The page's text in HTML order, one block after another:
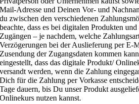
Mail-Adresse und Deinen Vor- und
du zwischen den verschiedenen
beachte, dass es bei digitalen Produkten
Zugängen – je nachdem, welche
Verzögerungen bei der Auslieferung per E-
Zusendung der Zugangsdaten kommen
eingestellt, dass das digitale Produkt/
versandt werden, wenn die Zahlung
Dich für die Zahlung per Vorkasse
Tage dauern, bis Du unser Produkt
Onlinekurs nutzen kannst.